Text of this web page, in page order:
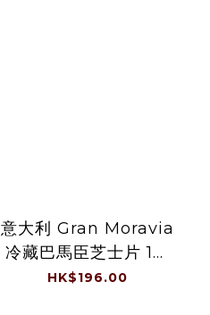
意大利 Gran Moravia
冷藏巴馬臣芝士片 1公
斤/包 (急凍 -18C)
HK$196.00